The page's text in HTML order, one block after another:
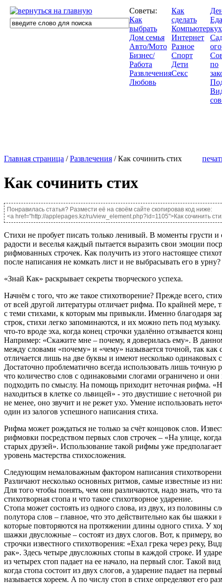
Советы:
Как
выбрать
Дом семья
Авто/Мото
Бизнес/
Работа
Развлечения
Любовь
Как
сделать
Компьютер
Интернет
Разное
Спорт
Дети
Секс
по
Главная страница /Развлечения / Как сочинить стих
Как сочинить стих
Понравилась статья? Размести её на своём сайте скопировав код ниже:
<a href="http://applepages.kz/ru/view_element.php?id=1105">Как сочинить
Стихи не пробует писать только ленивый. В моменты грусти и
радости и веселья каждый пытается выразить свои эмоции
рифмованных строчек. Как получить из этого настоящее
после написания не комкать лист и не выбрасывать его в урну?
«Знай Как» раскрывает секреты творческого успеха.
Начнём с того, что же такое стихотворение? Прежде всего,
от всей другой литературы отличает рифма. По крайней мере,
с теми стихами, к которым мы привыкли. Именно благодаря
строк, стихи легко запоминаются, и их можно петь под
что-то вроде эха, когда конец строчки удалённо отзывается
Например: «Скажите мне – почему, я доверилась ему». В
между словами «почему» и «чему» называется точной, так как
отличается лишь на две буквы и имеют несколько одинаковых
Достаточно проблематично всегда использовать лишь точную
что количество слов с одинаковыми слогами ограничено и они
подходить по смыслу. На помощь приходит неточная рифма.
находиться в клетке со львицей» - это двустишие с неточной
не менее, оно звучит и не режет ухо. Умение использовать
один из залогов успешного написания стиха.
Рифма может рождаться не только за счёт концовок слов.
рифмовки посредством первых слов строчек – «На улице,
старых друзей». Использование такой рифмы уже
уровень мастерства стихосложения.
Следующим немаловажным фактором написания
Различают несколько основных ритмов, самые известные из
Для того чтобы понять, чем они различаются, надо знать, что
стихотворная стопа и что такое стихотворное ударение.
Стопа может состоять из одного слова, из двух, из половины
полутора слов – главное, что это действительно как бы шажки
которые повторяются на протяжении длины одного стиха. У
шажки двусложные – состоят из двух слогов. Вот, к примеру,
строчки известного стихотворения: «Eхал грeка чeрез рeку,
рaк». Здесь четыре двусложных стопы в каждой строке. И
из четырех стоп падает на ее начало, на первый слог. Такой
когда стопа состоит из двух слогов, а ударение падает на
называется хореем. А по числу стоп в стихе определяют его